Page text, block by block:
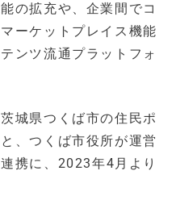
の拡充や、企業間でコ
ーケットプレイス機能
ンツ流通プラットフォ
城県つくば市の住民ポ
、つくば市役所が運営
携に、2023年4月より